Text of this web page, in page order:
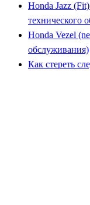
Honda Jazz
технического
Honda Vezel
обслуживания)
Как стереть